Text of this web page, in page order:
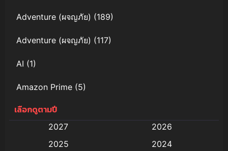
Adventure (ผจญภัย) (189)
Adventure (ผจญภัย) (117)
AI (1)
Amazon Prime (5)
Anal (ประตูหลัง)
เลือกดูตามปี
2027
2026
2025
2024